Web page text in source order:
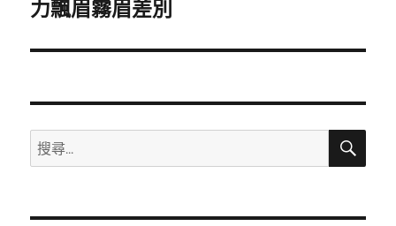
一
文
力飄眉霧眉差別
搜
尋
鍵
搜